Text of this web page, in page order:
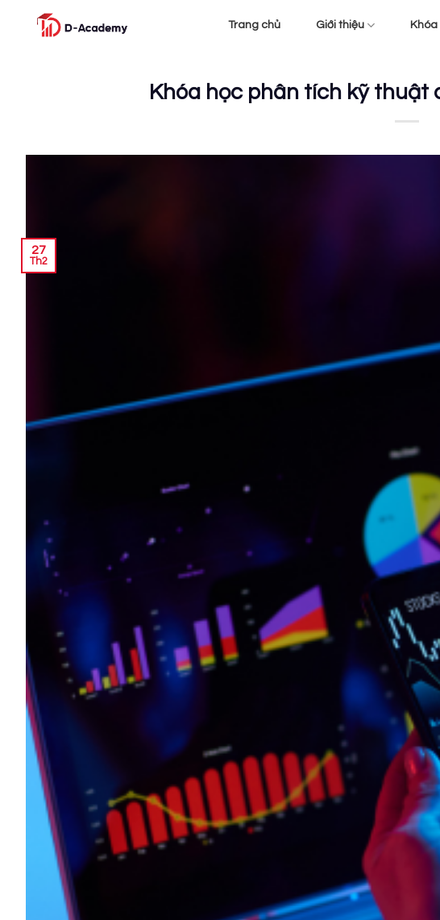
Trang chủ Giới thiệu
Khóa học phân tích kỹ thuật
27
Th2